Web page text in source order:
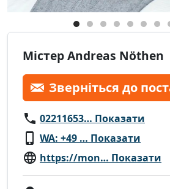
Містер Andreas Nöthen
Зверніться до
02211653… Показати
WA: +49 … Показати
https://mon… Показати